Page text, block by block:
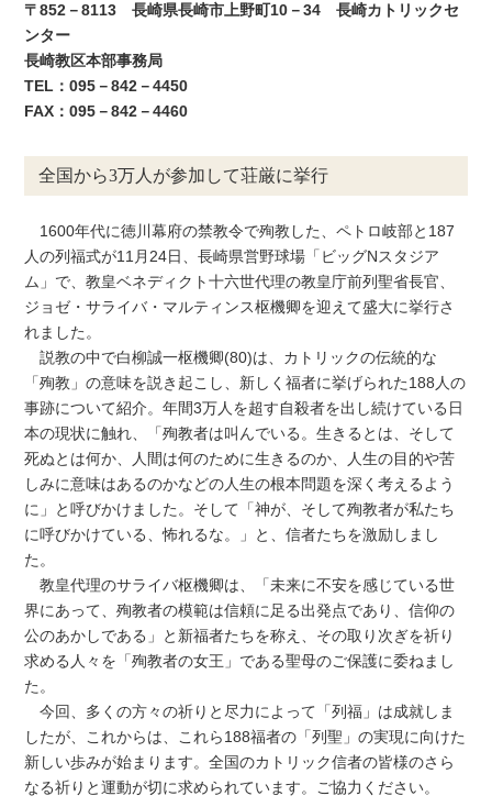
〒852－8113 長崎県長崎市上野町10－34 長崎カトリックセ
ンター
長崎教区本部事務局
TEL：095－842－4450
FAX：095－842－4460
全国から3万人が参加して荘厳に挙行
1600年代に徳川幕府の禁教令で殉教した、ペトロ岐部と187
人の列福式が11月24日、長崎県営野球場「ビッグNスタジア
ム」で、教皇ベネディクト十六世代理の教皇庁前列聖省長官、
ジョゼ・サライバ・マルティンス枢機卿を迎えて盛大に挙行さ
れました。
説教の中で白柳誠一枢機卿(80)は、カトリックの伝統的な
「殉教」の意味を説き起こし、新しく福者に挙げられた188人の
事跡について紹介。年間3万人を超す自殺者を出し続けている日
本の現状に触れ、「殉教者は叫んでいる。生きるとは、そして
死ぬとは何か、人間は何のために生きるのか、人生の目的や苦
しみに意味はあるのかなどの人生の根本問題を深く考えるよう
に」と呼びかけました。そして「神が、そして殉教者が私たち
に呼びかけている、怖れるな。」と、信者たちを激励しまし
た。
教皇代理のサライバ枢機卿は、「未来に不安を感じている世
界にあって、殉教者の模範は信頼に足る出発点であり、信仰の
公のあかしである」と新福者たちを称え、その取り次ぎを祈り
求める人々を「殉教者の女王」である聖母のご保護に委ねまし
た。
今回、多くの方々の祈りと尽力によって「列福」は成就しま
したが、これからは、これら188福者の「列聖」の実現に向けた
新しい歩みが始まります。全国のカトリック信者の皆様のさら
なる祈りと運動が切に求められています。ご協力ください。